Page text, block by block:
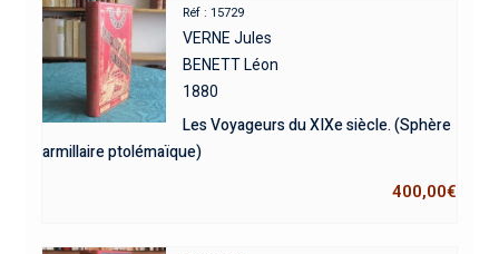
Réf : 15729
VERNE Jules
BENETT Léon
1880
Les Voyageurs du XIXe siècle. (Sphère
armillaire ptolémaïque)
400,00€